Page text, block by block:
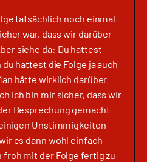
tatsächlich noch einmal
war, dass wir darüber
siehe da: Du hattest
hattest die Folge ja auch
hätte wirklich darüber
ich bin mir sicher, dass wir
Besprechung gemacht
Unstimmigkeiten
es dann wohl einfach
froh mit der Folge fertig zu